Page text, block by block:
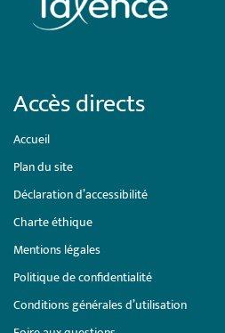
Accès directs
Accueil
Plan du site
Déclaration d’accessibilité
Charte éthique
Mentions légales
Politique de confidentialité
Conditions générales d’utilisation